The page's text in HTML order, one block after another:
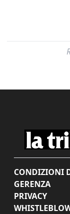
CONDIZIONI
GERENZA
PRIVACY